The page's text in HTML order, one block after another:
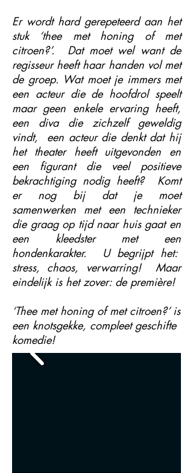
Er wordt hard gerepeteerd aan het
stuk ‘thee met honing of met
citroen?’. Dat moet wel want de
regisseur heeft haar handen vol met
de groep. Wat moet je immers met
een acteur die de hoofdrol speelt
maar geen enkele ervaring heeft,
een diva die zichzelf geweldig
vindt, een acteur die denkt dat hij
het theater heeft uitgevonden en
een figurant die veel positieve
bekrachtiging nodig heeft? Komt
er nog bij dat je moet
samenwerken met een technieker
die graag op tijd naar huis gaat en
een kleedster met een
hondenkarakter. U begrijpt het:
stress, chaos, verwarring! Maar
eindelijk is het zover: de première!
‘Thee met honing of met citroen?’ is
een knotsgekke, compleet geschifte
komedie!